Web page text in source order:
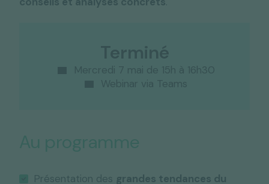
Terminé
Mercredi 7 mai de 15h à 16h30
Webinar via Teams
Au programme
Présentation des grandes tendances du